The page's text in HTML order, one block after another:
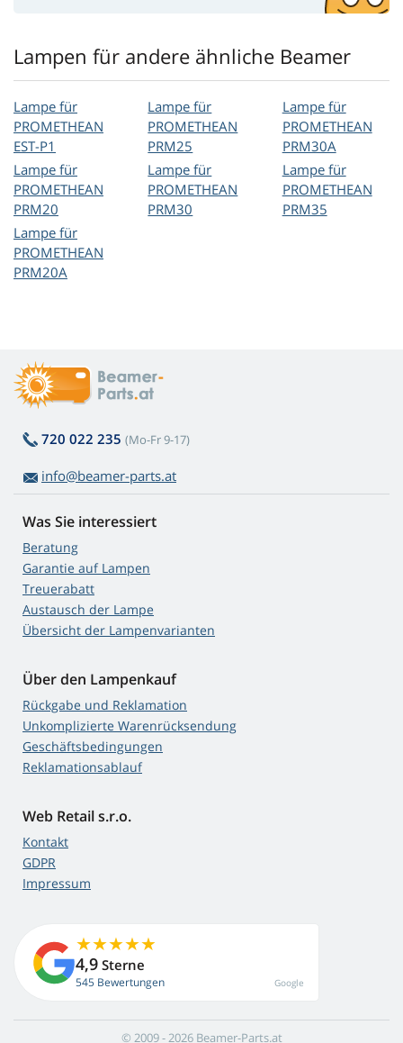
Lampen für andere ähnliche Beamer
Lampe für
PROMETHEAN
EST-P1
Lampe für
PROMETHEAN
PRM20
Lampe für
PROMETHEAN
PRM20A
Lampe für
PROMETHEAN
PRM25
Lampe für
PROMETHEAN
PRM30
Lampe für
PROMETHEAN
PRM30A
Lampe für
PROMETHEAN
PRM35
720 022 235 (Mo-Fr 9-17)
info@beamer-parts.at
Was Sie interessiert
Beratung
Garantie auf Lampen
Treuerabatt
Austausch der Lampe
Übersicht der Lampenvarianten
Über den Lampenkauf
Rückgabe und Reklamation
Unkomplizierte Warenrücksendung
Geschäftsbedingungen
Reklamationsablauf
Web Retail s.r.o.
Kontakt
GDPR
Impressum
4,9 Sterne
545 Bewertungen Google
© 2009 - 2026 Beamer-Parts.at